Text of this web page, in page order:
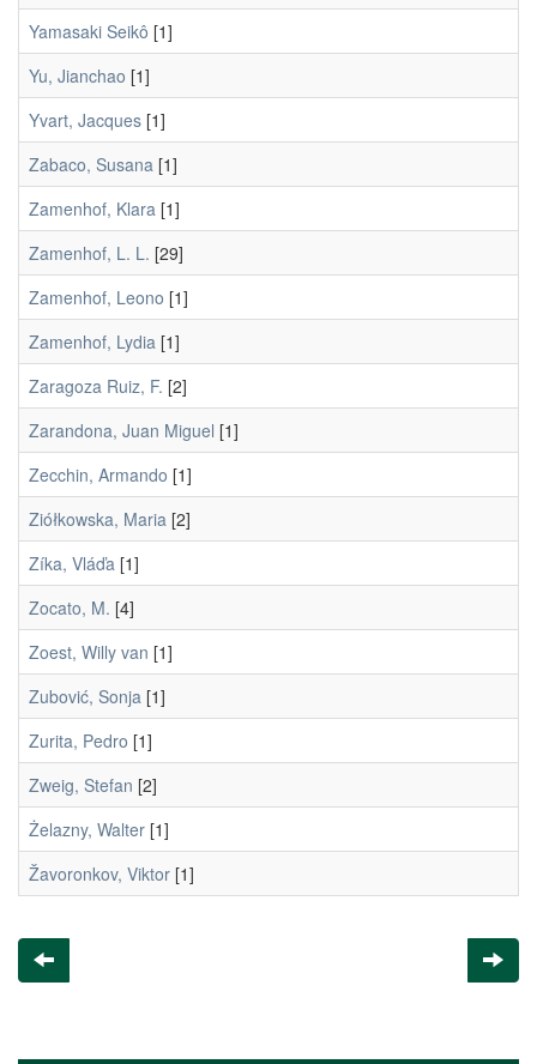
Yamasaki Seikô [1]
Yu, Jianchao [1]
Yvart, Jacques [1]
Zabaco, Susana [1]
Zamenhof, Klara [1]
Zamenhof, L. L. [29]
Zamenhof, Leono [1]
Zamenhof, Lydia [1]
Zaragoza Ruiz, F. [2]
Zarandona, Juan Miguel [1]
Zecchin, Armando [1]
Ziółkowska, Maria [2]
Zíka, Vláďa [1]
Zocato, M. [4]
Zoest, Willy van [1]
Zubović, Sonja [1]
Zurita, Pedro [1]
Zweig, Stefan [2]
Żelazny, Walter [1]
Žavoronkov, Viktor [1]